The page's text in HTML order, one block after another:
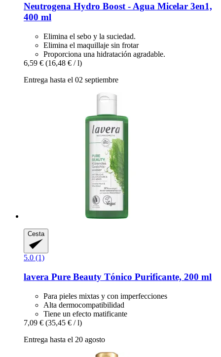
Neutrogena Hydro Boost -​ Agua Micelar 3en1,
400 ml
Elimina el sebo y la suciedad.
Elimina el maquillaje sin frotar
Proporciona una hidratación agradable.
6,59 € (16,48 € / l)
Entrega hasta el 02 septiembre
Cesta
5.0 (1)
lavera Pure Beauty Tónico Purificante, 200 ml
Para pieles mixtas y con imperfecciones
Alta dermocompatibilidad
Tiene un efecto matificante
7,09 € (35,45 € / l)
Entrega hasta el 20 agosto